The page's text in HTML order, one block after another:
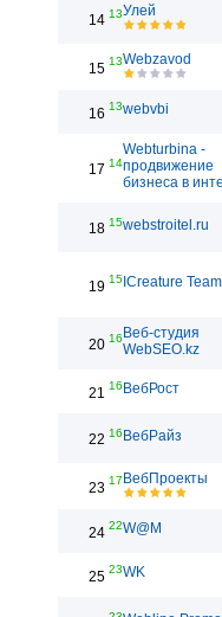
14 13Улей
15 13Webzavod
16 13webvbi
17 14
Webturbina -
продвижение
бизнеса в
18 15webstroitel.ru
19 15 ICreature Team
20 16 Веб-студия
WebSEO.kz
21 16 ВебРост
22 16 ВебРайз
23 17 ВебПроекты
24 22W@M
25 23WK